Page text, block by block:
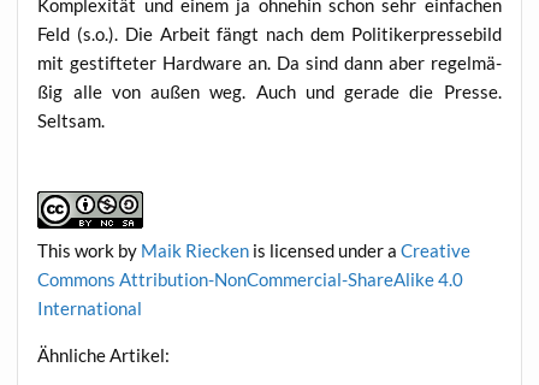
Kom­ple­xi­tät und einem ja ohne­hin schon sehr ein­fa­chen
Feld (s.o.). Die Arbeit fängt nach dem Poli­ti­ker­pres­se­bild
mit gestif­te­ter Hard­ware an. Da sind dann aber regel­mä­
ßig alle von außen weg. Auch und gera­de die Pres­se.
Seltsam.
This work by Maik Riecken is licen­sed under aCrea­ti­ve
Com­mons Attri­bu­ti­on-Non­Com­mer­cial-ShareA­li­ke 4.0
International
Ähn­li­che Artikel: